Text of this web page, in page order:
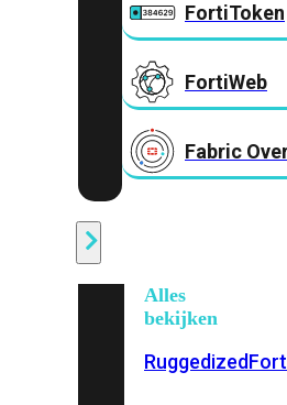
FortiToken
FortiWeb
Fabric
Alles
bekijken
Ruggedized